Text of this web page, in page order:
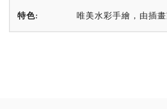
特色: 唯美水彩手繪，由插畫